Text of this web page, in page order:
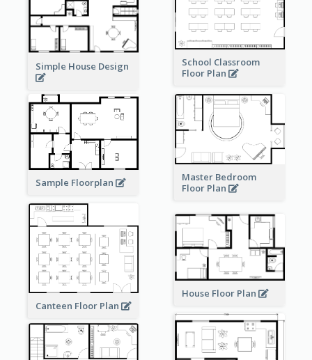
School Classroom
Floor Plan
Simple House Design
Sample Floorplan
Master Bedroom
Floor Plan
Canteen Floor Plan
House Floor Plan